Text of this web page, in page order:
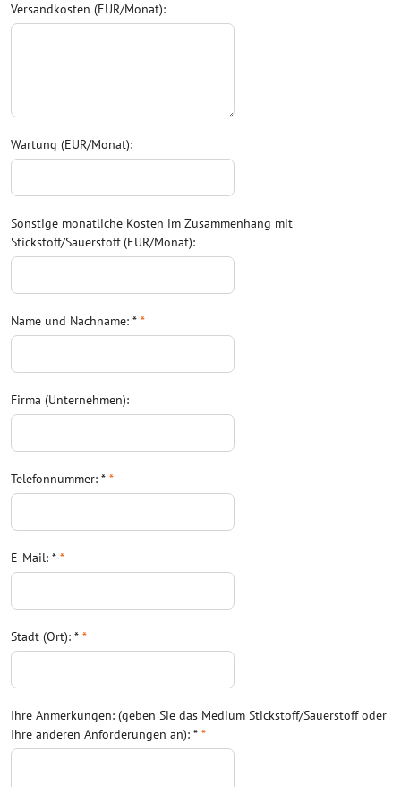
Versandkosten (EUR/Monat):
Wartung (EUR/Monat):
Sonstige monatliche Kosten im Zusammenhang mit
Stickstoff/Sauerstoff (EUR/Monat):
Name und Nachname: * *
Firma (Unternehmen):
Telefonnummer: * *
E-Mail: * *
Stadt (Ort): * *
Ihre Anmerkungen: (geben Sie das Medium Stickstoff/Sauerstoff oder
Ihre anderen Anforderungen an): * *